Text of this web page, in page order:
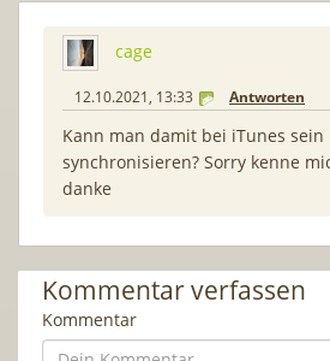
cage
12.10.2021, 13:33 Antworten
Kann man damit bei iTunes sein
synchronisieren? Sorry kenne
danke
Kommentar verfassen
Kommentar